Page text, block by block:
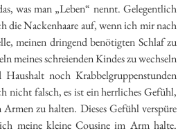
was man „Leben“ nennt. Gelegentlich
die Nackenhaare auf, wenn ich mir nach
meinen dringend benötigten Schlaf zu
meines schreienden Kindes zu wechseln
noch Krabbelgruppenstunden
nicht falsch, es ist ein herrliches Gefühl,
Armen zu halten. Dieses Gefühl verspüre
meine kleine Cousine im Arm halte.